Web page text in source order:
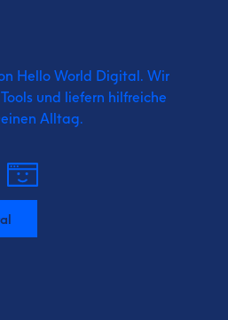
Hello World Digital. Wir
und liefern hilfreiche
Alltag.